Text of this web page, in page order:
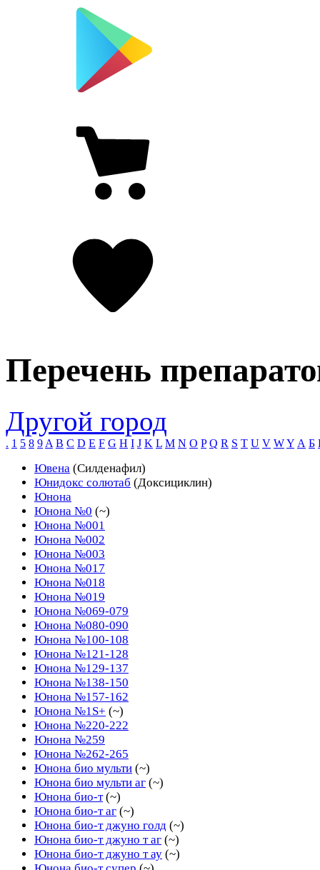
Перечень
Другой город
. 1 5 8 9 A B C D E F G H I J K L M N O P Q R S T U V WY А Б
Ювена (Силденафил)
Юнидокс солютаб (Доксициклин)
Юнона
Юнона №0 (~)
Юнона №001
Юнона №002
Юнона №003
Юнона №017
Юнона №018
Юнона №019
Юнона №069-079
Юнона №080-090
Юнона №100-108
Юнона №121-128
Юнона №129-137
Юнона №138-150
Юнона №157-162
Юнона №1S+ (~)
Юнона №220-222
Юнона №259
Юнона №262-265
Юнона био мульти (~)
Юнона био мульти аг (~)
Юнона био-т (~)
Юнона био-т аг (~)
Юнона био-т джуно голд (~)
Юнона био-т джуно т аг (~)
Юнона био-т джуно т ау (~)